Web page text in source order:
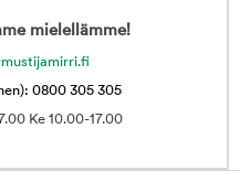
mielellämme!
0800 305 305
Ke 10.00-17.00